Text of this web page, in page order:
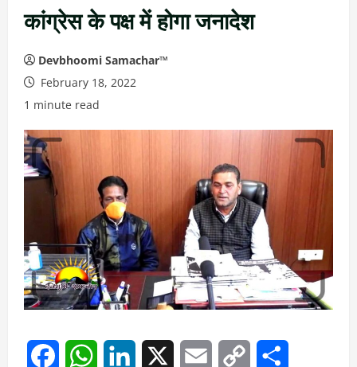
कांग्रेस के पक्ष में होगा जनादेश
Devbhoomi Samachar™
February 18, 2022
1 minute read